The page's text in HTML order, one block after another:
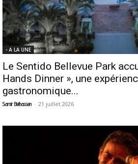
- A LA UNE
Le Sentido Bellevue Park
Hands Dinner », une
gastronomique...
Samir Belhassen - 21 juillet 2026